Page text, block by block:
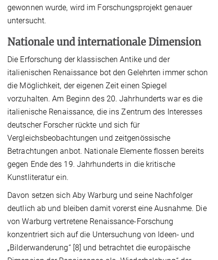
gewonnen wurde, wird im Forschungsprojekt genauer
untersucht.
Nationale und internationale Dimension
Die Erforschung der klassischen Antike und der
italienischen Renaissance bot den Gelehrten immer schon
die Möglichkeit, der eigenen Zeit einen Spiegel
vorzuhalten. Am Beginn des 20. Jahrhunderts war es die
italienische Renaissance, die ins Zentrum des Interesses
deutscher Forscher rückte und sich für
Vergleichsbeobachtungen und zeitgenössische
Betrachtungen anbot. Nationale Elemente flossen bereits
gegen Ende des 19. Jahrhunderts in die kritische
Kunstliteratur ein.
Davon setzen sich Aby Warburg und seine Nachfolger
deutlich ab und bleiben damit vorerst eine Ausnahme. Die
von Warburg vertretene Renaissance-Forschung
konzentriert sich auf die Untersuchung von Ideen- und
„Bilderwanderung“ [8] und betrachtet die europäische